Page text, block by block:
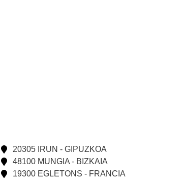
20305 IRUN - GIPUZKOA
48100 MUNGIA - BIZKAIA
19300 EGLETONS - FRANCIA